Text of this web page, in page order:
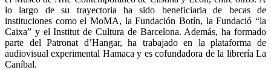
lo largo de su trayectoria ha sido beneficiaria de becas de
instituciones como el MoMA, la Fundación Botín, la Fundació “la
Caixa” y el Institut de Cultura de Barcelona. Además, ha formado
parte del Patronat d’Hangar, ha trabajado en la plataforma de
audiovisual experimental Hamaca y es cofundadora de la librería La
Caníbal.